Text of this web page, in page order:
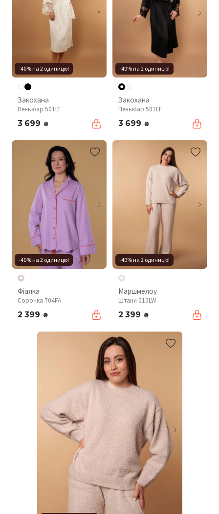
-40% на 2 одиницю!
Закохана
Пеньюар 501LT
3 699 ₴
-40% на 2 одиницю!
Закохана
Пеньюар 501LT
3 699 ₴
-40% на 2 одиницю!
Фіалка
Сорочка 704FA
2 399 ₴
-40% на 2 одиницю!
Маршмелоу
Штани 010LW
2 399 ₴